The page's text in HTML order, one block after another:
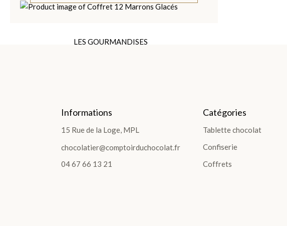
LES GOURMANDISES
Confiture et Sirop
Pâtes de fruits
Pâte d'Amandes
Informations
15 Rue de la Loge, MPL
chocolatier@comptoirduchocolat.fr
04 67 66 13 21
Catégories
Tablette chocolat
Confiserie
Coffrets